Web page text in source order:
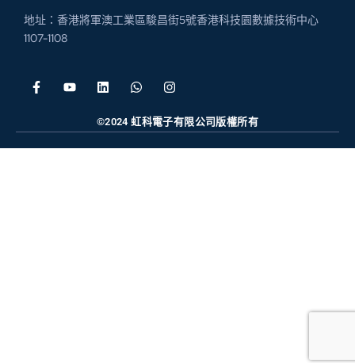
地址：香港將軍澳工業區駿昌街5號香港科技園數據技術中心
1107-1108
©2024 虹科電子有限公司版權所有